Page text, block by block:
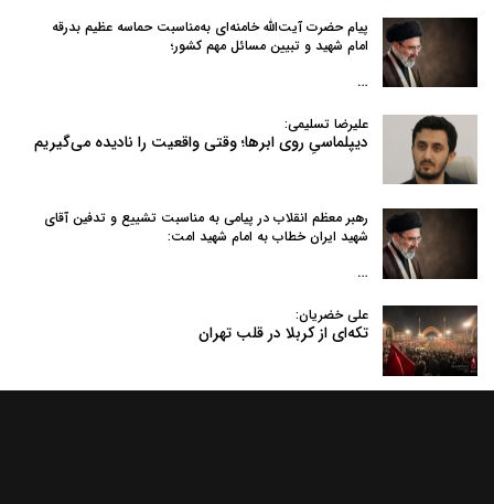
پیام حضرت آیت‌الله خامنه‌ای به‌مناسبت حماسه عظیم بدرقه
امام شهید و تبیین مسائل مهم کشور؛
…
علیرضا تسلیمی:
دیپلماسیِ روی ابرها؛ وقتی واقعیت را نادیده می‌گیریم
رهبر معظم انقلاب در پیامی به‌ مناسبت تشییع و تدفین آقای
شهید ایران خطاب به امام شهید امت:
…
علی خضریان:
تکه‌ای از کربلا در قلب تهران